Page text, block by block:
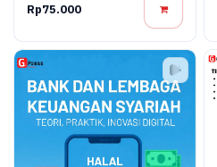
Rp75.000